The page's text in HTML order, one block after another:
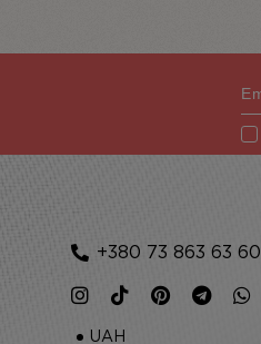
+380 73 863 63 60
UAH